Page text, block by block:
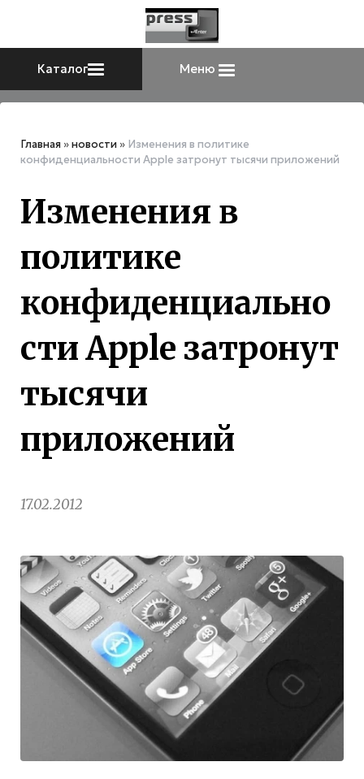
Каталог Меню
Главная »новости » Изменения в политике
конфиденциальности Apple затронут тысячи приложений
Изменения в
политике
конфиденциально
сти Apple затронут
тысячи
приложений
17.02.2012